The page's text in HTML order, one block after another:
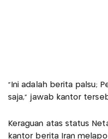
"Ini adalah berita palsu;
saja," jawab kantor
Keraguan atas status
kantor berita Iran